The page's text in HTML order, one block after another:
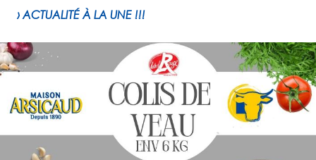
› ACTUALITÉ À LA UNE !!!